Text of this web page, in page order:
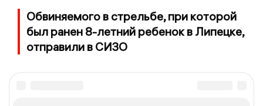
Обвиняемого в стрельбе, при которой
был ранен 8-летний ребенок в Липецке,
отправили в СИЗО